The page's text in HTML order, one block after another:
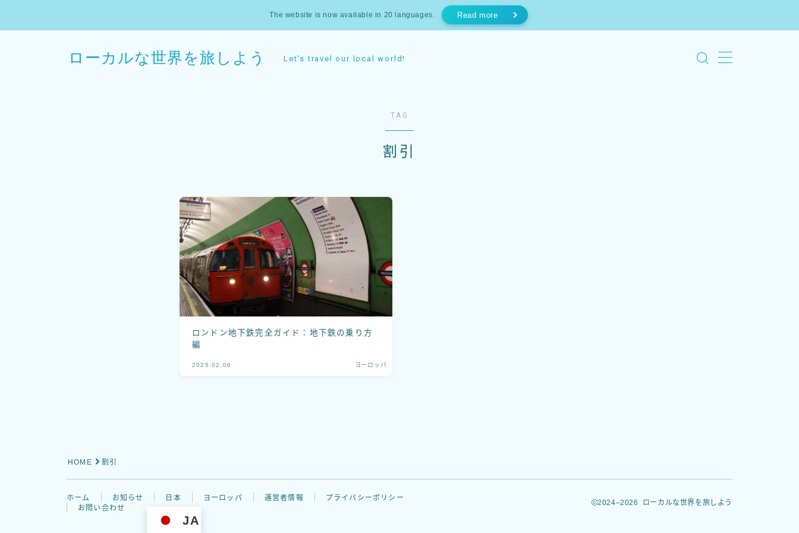
The website is now available in 20 languages. Read more
ローカルな世界を旅しよう Let's travel our local world!
東京
ヨーロッパ
運営者情報
プライバシーポリシー
TAG
割引
ロンドン地下鉄完全ガイド：地下鉄の乗り方
編
2025.02.06 ヨーロッパ
HOME 割引
ホーム お知らせ 日本 ヨーロッパ 運営者情報
プライバシーポリシー
お問い合わせ
JA
2024–2026 ローカルな世界を旅しよう